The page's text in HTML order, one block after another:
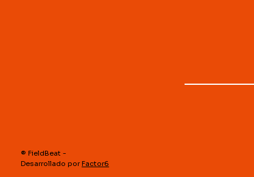
®️ FieldBeat -
Desarrollado porFactor6